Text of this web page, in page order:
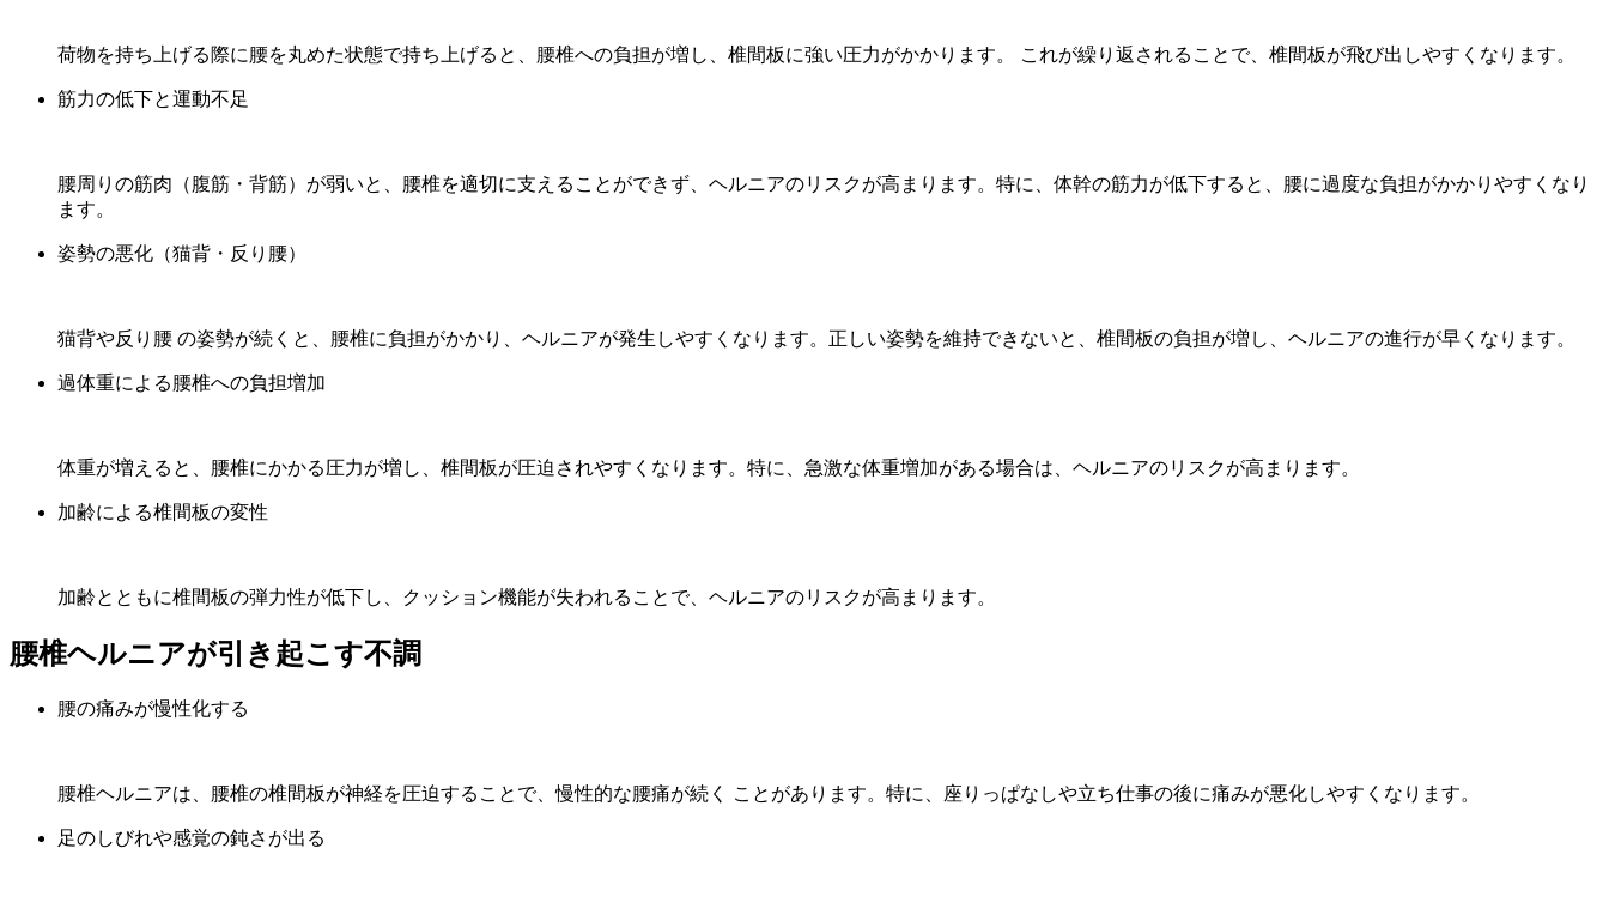
荷物を持ち上げる際に腰を丸めた状態で持ち上げると、腰椎への負担が増し、椎間板に強い圧力がかかります。 これが繰り返されることで、椎間板が飛び出しやすくなります。
筋力の低下と運動不足
腰周りの筋肉（腹筋・背筋）が弱いと、腰椎を適切に支えることができず、ヘルニアのリスクが高まります。特に、体幹の筋力が低下すると、腰に過度な負担がかかりやすくなり
ます。
姿勢の悪化（猫背・反り腰）
猫背や反り腰 の姿勢が続くと、腰椎に負担がかかり、ヘルニアが発生しやすくなります。正しい姿勢を維持できないと、椎間板の負担が増し、ヘルニアの進行が早くなります。
過体重による腰椎への負担増加
体重が増えると、腰椎にかかる圧力が増し、椎間板が圧迫されやすくなります。特に、急激な体重増加がある場合は、ヘルニアのリスクが高まります。
加齢による椎間板の変性
加齢とともに椎間板の弾力性が低下し、クッション機能が失われることで、ヘルニアのリスクが高まります。
腰椎ヘルニアが引き起こす不調
腰の痛みが慢性化する
腰椎ヘルニアは、腰椎の椎間板が神経を圧迫することで、慢性的な腰痛が続く ことがあります。特に、座りっぱなしや立ち仕事の後に痛みが悪化しやすくなります。
足のしびれや感覚の鈍さが出る